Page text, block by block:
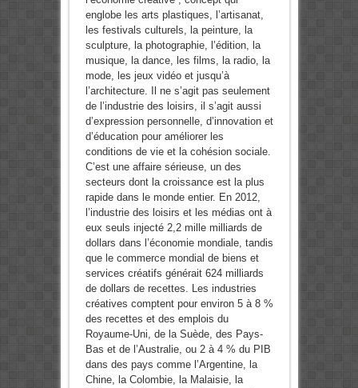
englobe les arts plastiques, l’artisanat,
les festivals culturels, la peinture, la
sculpture, la photographie, l’édition, la
musique, la dance, les films, la radio, la
mode, les jeux vidéo et jusqu’à
l’architecture. Il ne s’agit pas seulement
de l’industrie des loisirs, il s’agit aussi
d’expression personnelle, d’innovation et
d’éducation pour améliorer les
conditions de vie et la cohésion sociale.
C’est une affaire sérieuse, un des
secteurs dont la croissance est la plus
rapide dans le monde entier. En 2012,
l’industrie des loisirs et les médias ont à
eux seuls injecté 2,2 mille milliards de
dollars dans l’économie mondiale, tandis
que le commerce mondial de biens et
services créatifs générait 624 milliards
de dollars de recettes. Les industries
créatives comptent pour environ 5 à 8 %
des recettes et des emplois du
Royaume-Uni, de la Suède, des Pays-
Bas et de l’Australie, ou 2 à 4 % du PIB
dans des pays comme l’Argentine, la
Chine, la Colombie, la Malaisie, la